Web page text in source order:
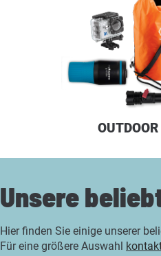
OUTDOOR
Unsere
Hier finden Sie einige unserer
Für eine größere Auswahl